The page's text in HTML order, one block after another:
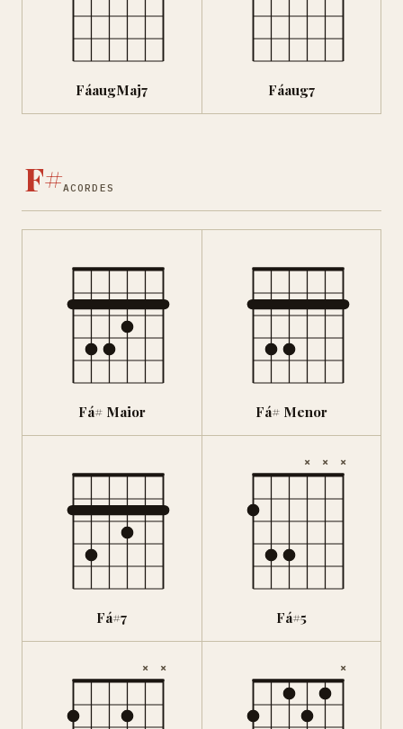
FáaugMaj7 Fáaug7
F#ACORDES
Fá# Maior Fá# Menor
Fá#7
× × ×
Fá#5
× × ×